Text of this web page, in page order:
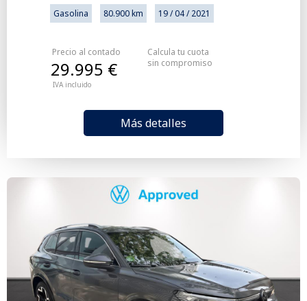
Gasolina 80.900 km 19 / 04 / 2021
Precio al contado
IVA incluido
29.995 €
Más detalles
Calcula tu cuota
sin compromiso